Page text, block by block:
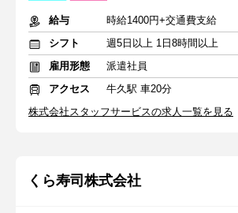
給与
時給1400円+交通費支給
シフト
週5日以上 1日8時間以上
雇用形態
派遣社員
アクセス
牛久駅 車20分
株式会社スタッフサービスの求人一覧を見る
くら寿司株式会社